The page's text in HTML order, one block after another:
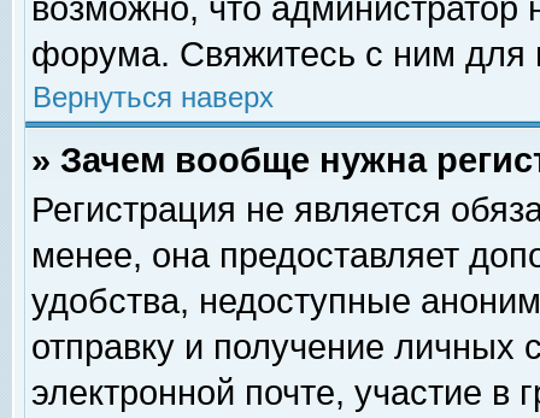
возможно, что
форума. Свяжитесь с ним для
Вернуться наверх
» Зачем вообще нужна
Регистрация не является
менее, она предоставляет
удобства, недоступные
отправку и получение личных
электронной почте, участие в